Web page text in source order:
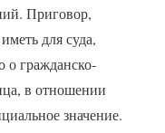
Приговор,
для суда,
о гражданско-
в отношении
значение.